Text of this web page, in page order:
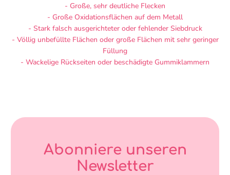
- Große, sehr deutliche Flecken
- Große Oxidationsflächen auf dem Metall
- Stark falsch ausgerichteter oder fehlender Siebdruck
- Völlig unbefüllte Flächen oder große Flächen mit sehr geringer
Füllung
- Wackelige Rückseiten oder beschädigte Gummiklammern
Abonniere unseren
Newsletter